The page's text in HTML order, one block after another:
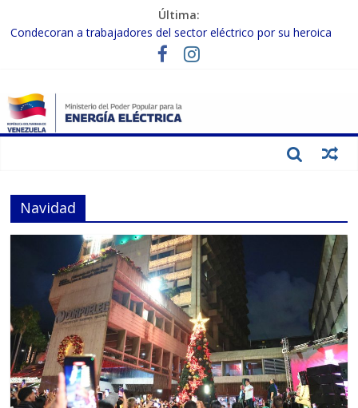
Última:
Condecoran a trabajadores del sector eléctrico por su heroica
labor tras el doble sismo del 24-J
Gobierno Nacional coordina acciones con el sector privado para
Inspeccionan trabajos de rehabilitación en instalaciones del SEN
en Carabobo
Gobierno Nacional activa plan preventivo para fortalecer el SEN
Navidad